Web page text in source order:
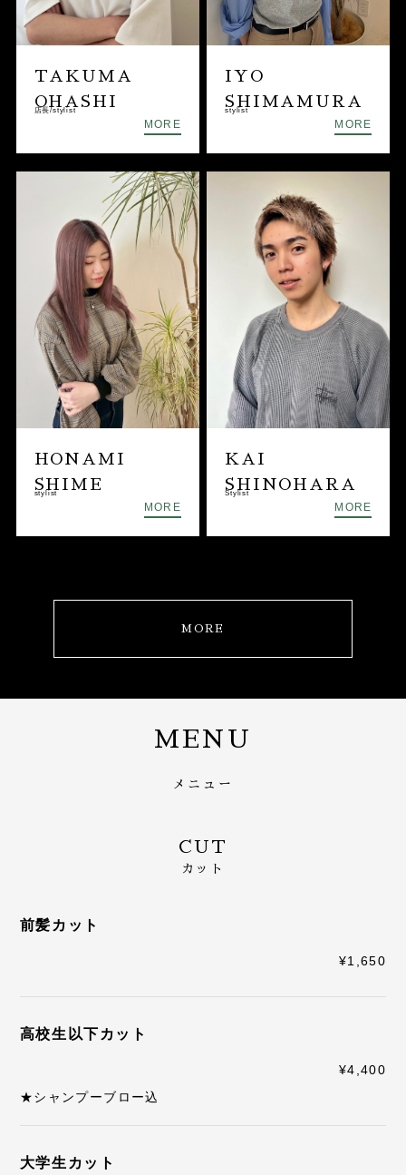
TAKUMA
OHASHI
店長/stylist
MORE
IYO
SHIMAMURA
stylist
MORE
HONAMI
SHIME
stylist
MORE
KAI
SHINOHARA
Stylist
MORE
MORE
MENU
メニュー
CUT
カット
前髪カット
¥1,650
高校生以下カット
¥4,400
★シャンプーブロー込
大学生カット